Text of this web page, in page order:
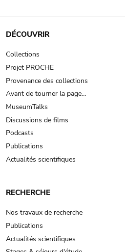
DÉCOUVRIR
Collections
Projet PROCHE
Provenance des collections
Avant de tourner la page…
MuseumTalks
Discussions de films
Podcasts
Publications
Actualités scientifiques
RECHERCHE
Nos travaux de recherche
Publications
Actualités scientifiques